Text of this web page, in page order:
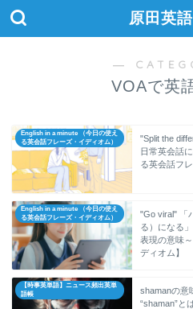
原田英
―
VOAで英
English in a minute （今日の使え
る英会話フレーズ・イディオム）
"Split the
日常英会話
る英会話フ
English in a minute （今日の使え
る英会話フレーズ・イディオム）
"Go viral" 「
る）になる
表現の意味
ディオム】
【時事英単語】ニュース頻出英単
語帳
shamanの意
“shaman”と